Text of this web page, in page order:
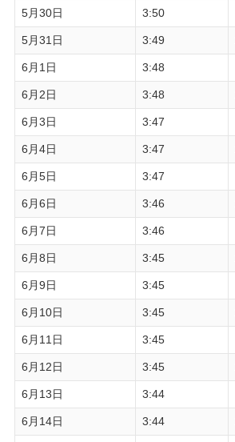
5月30日 3:50
5月31日 3:49
6月1日 3:48
6月2日 3:48
6月3日 3:47
6月4日 3:47
6月5日 3:47
6月6日 3:46
6月7日 3:46
6月8日 3:45
6月9日 3:45
6月10日 3:45
6月11日 3:45
6月12日 3:45
6月13日 3:44
6月14日 3:44